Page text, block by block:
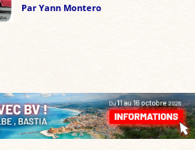
Par Yann Montero